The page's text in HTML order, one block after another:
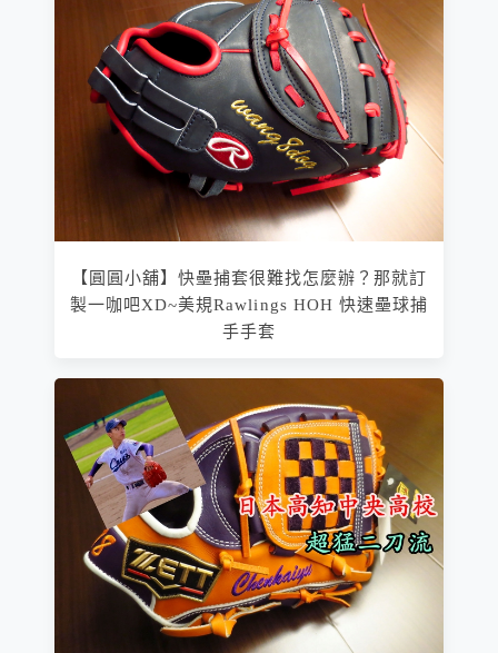
【圓圓小舖】快壘捕套很難找怎麼辦？那就訂
製一咖吧XD~美規Rawlings HOH 快速壘球捕
手手套